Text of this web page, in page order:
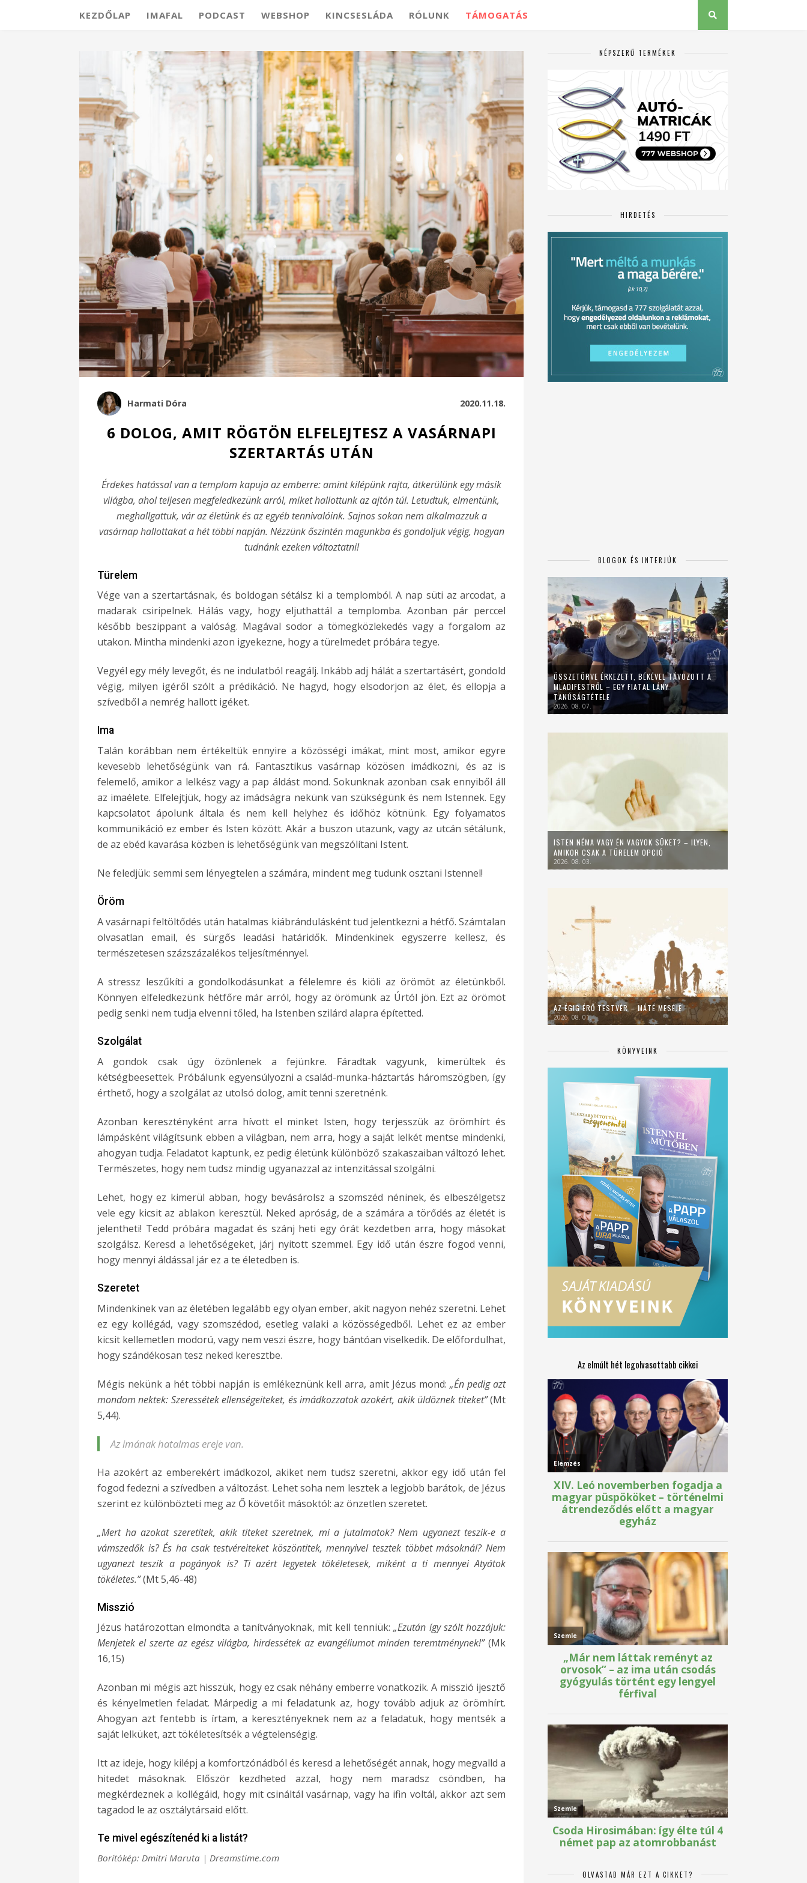
KEZDŐLAP IMAFAL PODCAST WEBSHOP KINCSESLÁDA RÓLUNK TÁMOGATÁS
Harmati Dóra 2020.11.18.
6 DOLOG, AMIT RÖGTÖN ELFELEJTESZ A VASÁRNAPI
SZERTARTÁS UTÁN
Érdekes hatással van a templom kapuja az emberre: amint kilépünk rajta, átkerülünk egy másik
világba, ahol teljesen megfeledkezünk arról, miket hallottunk az ajtón túl. Letudtuk, elmentünk,
meghallgattuk, vár az életünk és az egyéb tennivalóink. Sajnos sokan nem alkalmazzuk a
vasárnap hallottakat a hét többi napján. Nézzünk őszintén magunkba és gondoljuk végig, hogyan
tudnánk ezeken változtatni!
Türelem
Vége van a szertartásnak, és boldogan sétálsz ki a templomból. A nap süti az arcodat, a
madarak csiripelnek. Hálás vagy, hogy eljuthattál a templomba. Azonban pár perccel
később beszippant a valóság. Magával sodor a tömegközlekedés vagy a forgalom az
utakon. Mintha mindenki azon igyekezne, hogy a türelmedet próbára tegye.
Vegyél egy mély levegőt, és ne indulatból reagálj. Inkább adj hálát a szertartásért, gondold
végig, milyen igéről szólt a prédikáció. Ne hagyd, hogy elsodorjon az élet, és ellopja a
szívedből a nemrég hallott igéket.
Ima
Talán korábban nem értékeltük ennyire a közösségi imákat, mint most, amikor egyre
kevesebb lehetőségünk van rá. Fantasztikus vasárnap közösen imádkozni, és az is
felemelő, amikor a lelkész vagy a pap áldást mond. Sokunknak azonban csak ennyiből áll
az imaélete. Elfelejtjük, hogy az imádságra nekünk van szükségünk és nem Istennek. Egy
kapcsolatot ápolunk általa és nem kell helyhez és időhöz kötnünk. Egy folyamatos
kommunikáció ez ember és Isten között. Akár a buszon utazunk, vagy az utcán sétálunk,
de az ebéd kavarása közben is lehetőségünk van megszólítani Istent.
Ne feledjük: semmi sem lényegtelen a számára, mindent meg tudunk osztani Istennel!
Öröm
A vasárnapi feltöltődés után hatalmas kiábrándulásként tud jelentkezni a hétfő. Számtalan
olvasatlan email, és sürgős leadási határidők. Mindenkinek egyszerre kellesz, és
természetesen százszázalékos teljesítménnyel.
A stressz leszűkíti a gondolkodásunkat a félelemre és kiöli az örömöt az életünkből.
Könnyen elfeledkezünk hétfőre már arról, hogy az örömünk az Úrtól jön. Ezt az örömöt
pedig senki nem tudja elvenni tőled, ha Istenben szilárd alapra építetted.
Szolgálat
A gondok csak úgy özönlenek a fejünkre. Fáradtak vagyunk, kimerültek és
kétségbeesettek. Próbálunk egyensúlyozni a család-munka-háztartás háromszögben, így
érthető, hogy a szolgálat az utolsó dolog, amit tenni szeretnénk.
Azonban keresztényként arra hívott el minket Isten, hogy terjesszük az örömhírt és
lámpásként világítsunk ebben a világban, nem arra, hogy a saját lelkét mentse mindenki,
ahogyan tudja. Feladatot kaptunk, ez pedig életünk különböző szakaszaiban változó lehet.
Természetes, hogy nem tudsz mindig ugyanazzal az intenzitással szolgálni.
Lehet, hogy ez kimerül abban, hogy bevásárolsz a szomszéd néninek, és elbeszélgetsz
vele egy kicsit az ablakon keresztül. Neked apróság, de a számára a törődés az életét is
jelentheti! Tedd próbára magadat és szánj heti egy órát kezdetben arra, hogy másokat
szolgálsz. Keresd a lehetőségeket, járj nyitott szemmel. Egy idő után észre fogod venni,
hogy mennyi áldással jár ez a te életedben is.
Szeretet
Mindenkinek van az életében legalább egy olyan ember, akit nagyon nehéz szeretni. Lehet
ez egy kollégád, vagy szomszédod, esetleg valaki a közösségedből. Lehet ez az ember
kicsit kellemetlen modorú, vagy nem veszi észre, hogy bántóan viselkedik. De előfordulhat,
hogy szándékosan tesz neked keresztbe.
Mégis nekünk a hét többi napján is emlékeznünk kell arra, amit Jézus mond:„Én pedig azt
mondom nektek: Szeressétek ellenségeiteket, és imádkozzatok azokért, akik üldöznek titeket”(Mt
5,44).
Az imának hatalmas ereje van.
Ha azokért az emberekért imádkozol, akiket nem tudsz szeretni, akkor egy idő után fel
fogod fedezni a szívedben a változást. Lehet soha nem lesztek a legjobb barátok, de Jézus
szerint ez különbözteti meg az Ő követőit másoktól: az önzetlen szeretet.
„Mert ha azokat szeretitek, akik titeket szeretnek, mi a jutalmatok? Nem ugyanezt teszik-e a
vámszedők is? És ha csak testvéreiteket köszöntitek, mennyivel tesztek többet másoknál? Nem
ugyanezt teszik a pogányok is? Ti azért legyetek tökéletesek, miként a ti mennyei Atyátok
tökéletes.”(Mt 5,46-48)
Misszió
Jézus határozottan elmondta a tanítványoknak, mit kell tenniük:„Ezután így szólt hozzájuk:
Menjetek el szerte az egész világba, hirdessétek az evangéliumot minden teremtménynek!” (Mk
16,15)
Azonban mi mégis azt hisszük, hogy ez csak néhány emberre vonatkozik. A misszió ijesztő
és kényelmetlen feladat. Márpedig a mi feladatunk az, hogy tovább adjuk az örömhírt.
Ahogyan azt fentebb is írtam, a keresztényeknek nem az a feladatuk, hogy mentsék a
saját lelküket, azt tökéletesítsék a végtelenségig.
Itt az ideje, hogy kilépj a komfortzónádból és keresd a lehetőségét annak, hogy megvalld a
hitedet másoknak. Először kezdheted azzal, hogy nem maradsz csöndben, ha
megkérdeznek a kollégáid, hogy mit csináltál vasárnap, vagy ha ifin voltál, akkor azt sem
tagadod le az osztálytársaid előtt.
Te mivel egészítenéd ki a listát?
Borítókép: Dmitri Maruta | Dreamstime.com
NÉPSZERŰ TERMÉKEK
HIRDETÉS
BLOGOK ÉS INTERJÚK
ÖSSZETÖRVE ÉRKEZETT, BÉKÉVEL TÁVOZOTT A
MLADIFESTRŐL – EGY FIATAL LÁNY
TANÚSÁGTÉTELE
2026. 08. 07.
ISTEN NÉMA VAGY ÉN VAGYOK SÜKET? – ILYEN,
AMIKOR CSAK A TÜRELEM OPCIÓ
2026. 08. 03.
AZ ÉGIG ÉRŐ TESTVÉR – MÁTÉ MESÉJE
2026. 08. 01.
KÖNYVEINK
Az elmúlt hét legolvasottabb cikkei
OLVASTAD MÁR EZT A CIKKET?